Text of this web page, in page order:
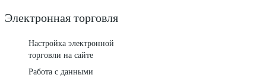
Электронная торговля
Настройка электронной
торговли на сайте
Работа с данными